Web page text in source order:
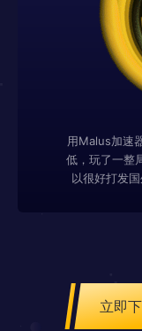
用Malus加速
低，玩了一整
以很好打发
立即